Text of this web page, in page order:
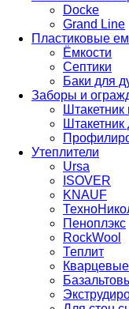
Docke
Grand Line
Пластиковые
Ёмкости
Септики
Баки для
Заборы и
Штакетник
Штакетник
Утеплители
Ursa
ISOVER
KNAUF
Пеноплэкс
RockWool
Теплит
Кварцевые